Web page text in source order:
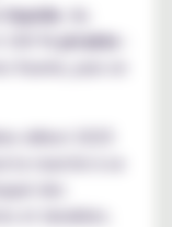
liquide
% jetable
début 2025
le marché à se
des
et durables.